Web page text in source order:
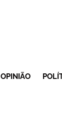
OPINIÃO